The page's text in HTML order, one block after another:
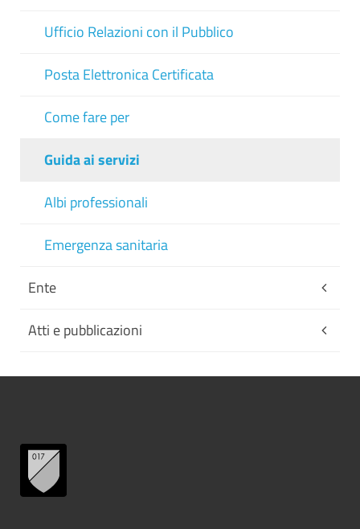
Ufficio Relazioni con il Pubblico
Posta Elettronica Certificata
Come fare per
Guida ai servizi
Albi professionali
Emergenza sanitaria
Ente
Atti e pubblicazioni